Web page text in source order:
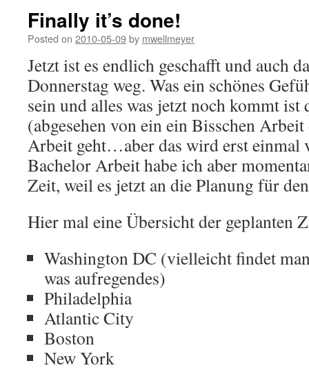
Finally it’s done!
Posted on 2010-05-09by mwellmeyer
Jetzt ist es endlich geschafft und auch
Donnerstag weg. Was ein schönes
sein und alles was jetzt noch kommt ist
(abgesehen von ein ein Bisschen
Arbeit geht…aber das wird erst einmal
Bachelor Arbeit habe ich aber
Zeit, weil es jetzt an die Planung für
Hier mal eine Übersicht der geplanten
Washington DC (vielleicht findet
was aufregendes)
Philadelphia
Atlantic City
Boston
New York